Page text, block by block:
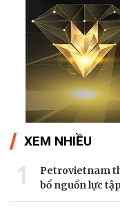
XEM NHIỀU
1
Petrovietnam
bổ nguồn lực